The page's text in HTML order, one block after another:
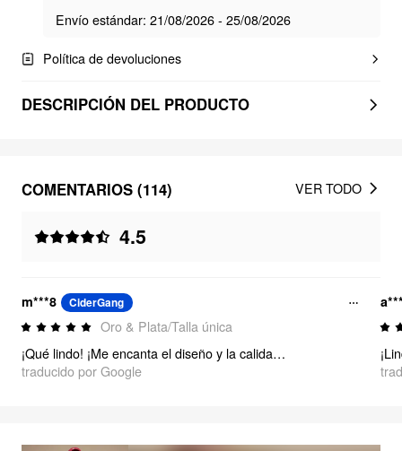
Envío estándar: 21/08/2026 - 25/08/2026
Política de devoluciones
DESCRIPCIÓN DEL PRODUCTO
COMENTARIOS (114)
4.5
VER TODO
m***8 CiderGang
Oro & Plata/Talla única
¡Qué lindo! ¡Me encanta el diseño y la calidad es increíble! Definitivamente lo recomiendo
traducido por Google